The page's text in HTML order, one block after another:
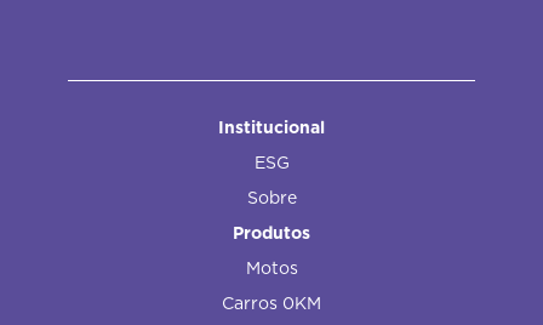
Institucional
ESG
Sobre
Produtos
Motos
Carros 0KM